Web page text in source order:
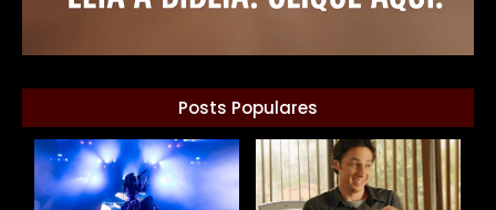
Posts Populares